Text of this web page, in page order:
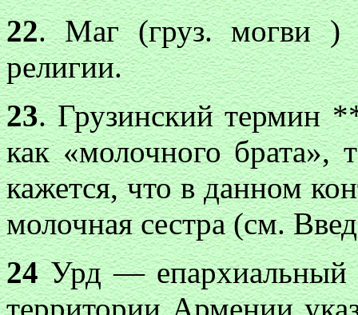
22. Маг (груз. могви )
религии.
23. Грузинский термин
как «молочного
кажется, что в данном
молочная сестра (см.
24Урд — епархиальный